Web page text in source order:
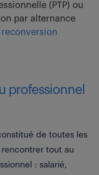
(PTP) ou
par alternance
reconversion
professionnel
de toutes les
tout au
: salarié,